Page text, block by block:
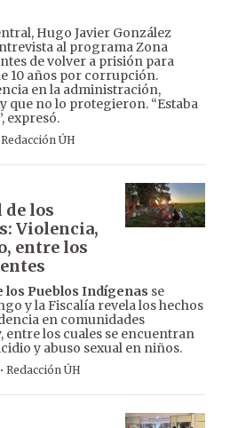
Hugo Javier González
al programa Zona
de volver a prisión para
10 años por corrupción.
en la administración,
que no lo protegieron. “Estaba
expresó.
Redacción ÚH
los
Violencia,
entre los
Pueblos Indígenas se
y la Fiscalía revela los hechos
en comunidades
entre los cuales se encuentran
y abuso sexual en niños.
· Redacción ÚH